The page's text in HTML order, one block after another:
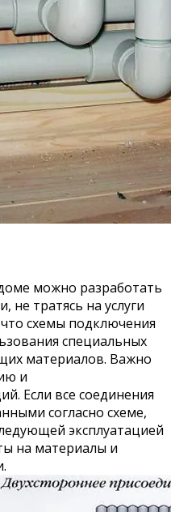
можно разработать
не тратясь на услуги
схемы подключения
специальных
материалов. Важно
и
Если все соединения
согласно схеме,
эксплуатацией
на материалы и